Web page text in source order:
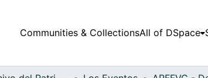
Communities & CollectionsAll of DSpace